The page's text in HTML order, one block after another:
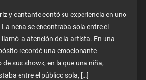
y cantante contó su experiencia en uno
nena se encontraba sola entre el
llamó la atención de la artista. En una
recordó una emocionante
de sus shows, en la que una niña,
entre el público sola, […]